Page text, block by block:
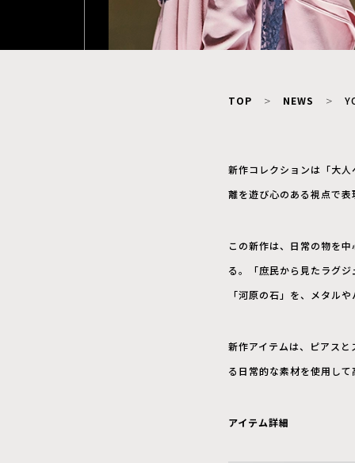
TOP NEWS
新作コレクションは「大
離を遊び心のある視点で
この新作は、日常の物を
る。「庶民から見たラグ
「河原の石」を、メタル
新作アイテムは、ピアス
る日常的な素材を使用し
アイテム詳細